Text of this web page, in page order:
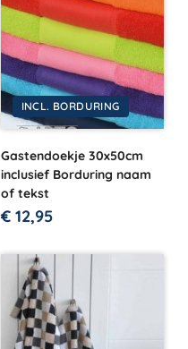
INCL. BORDURING
Gastendoekje 30x50cm
inclusief Borduring naam
of tekst
€ 12,95